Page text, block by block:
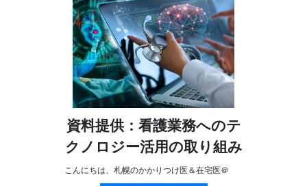
資料提供：看護業務へのテ
クノロジー活用の取り組み
こんにちは、札幌のかかりつけ医＆在宅医＠